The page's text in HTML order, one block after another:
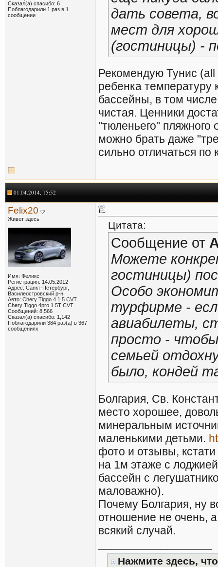
Сказал(а) спасибо: 6
Поблагодарили 1 раз в 1
сообщении
дать совета,
мест для
(гостиницы) -
Рекомендую Тунис
ребенка температуру
бассейны, в том
чистая. Ценники
"тюленьего"
можно брать даже
сильно отличаться по
01.04.2014, 15:52
Felix20
Живет здесь
Имя: Феликс
Регистрация: 14.05.2012
Адрес: Санкт-Петербург,
Василеостровский р-н
Авто: Chery Tiggo 4 1.5 CVT.
Chery Tiggo 4pro 1.5T CVT
Сообщений: 8,566
Сказал(а) спасибо: 1,142
Поблагодарили 384 раз(а) в 367
сообщениях
Цитата:
Сообщение от
Можете
гостиницы)
Особо
турфирме -
авиабилеты,
просто -
семьей
было, кондей
Болгария, Св.
место хорошее,
минеральным
маленькими детьми.
фото и отзывы,
на 1м этаже с
бассейн с
маловажно).
Почему Болгария, ну
отношение не очень,
всякий случай.
Нажмите здесь,